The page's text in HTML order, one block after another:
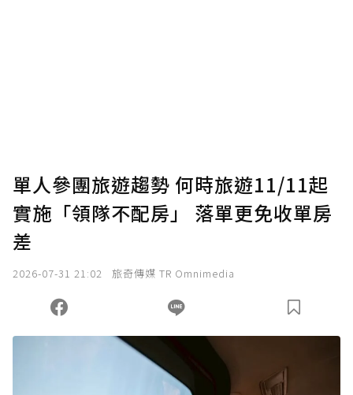
確認送出
您當前剩餘 U 利點數：0點；前往 購買點數
單人參團旅遊趨勢 何時旅遊11/11起
實施「領隊不配房」 落單更免收單房
差
2026-07-31 21:02 旅奇傳媒 TR Omnimedia